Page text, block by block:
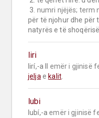
3. numri njëjës; term
për të njohur dhe për
natyrës e të
liri
lirí,-a II emër i gjinisë
jelja e kalit.
lubi
lubí,-a emër i gjinisë